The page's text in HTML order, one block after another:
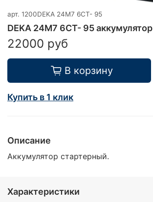
арт. 1200DEKA 24M7 6CT- 95
DEKA 24M7 6CT- 95 аккумулятор
22000 руб
В корзину
Купить в 1 клик
Описание
Аккумулятор стартерный.
Характеристики